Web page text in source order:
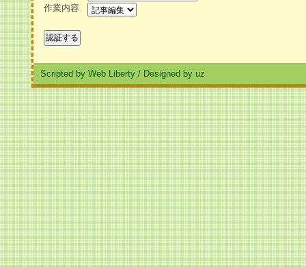
作業内容
Scripted by Web Liberty / Designed by uz